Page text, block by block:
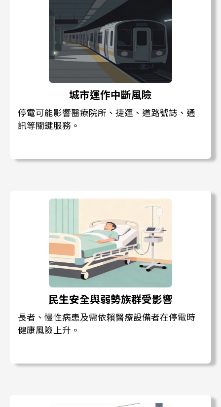
城市運作中斷風險
停電可能影響醫療院所、捷運、道路號誌、通
訊等關鍵服務。
民生安全與弱勢族群受影響
長者、慢性病患及需依賴醫療設備者在停電時
健康風險上升。